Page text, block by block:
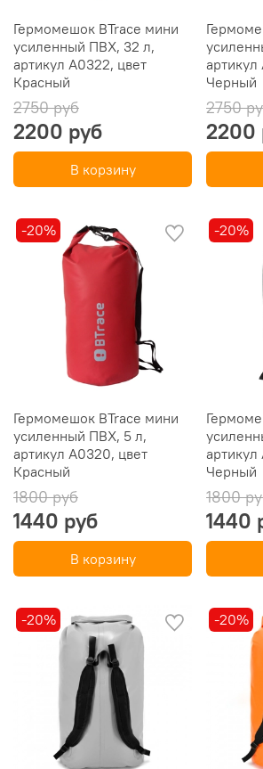
Гермомешок BTrace мини
усиленный ПВХ, 32 л,
артикул А0322, цвет
Красный
2750 руб
2200 руб
В корзину
Черный
2750
2200
-20%
Гермомешок BTrace мини
усиленный ПВХ, 5 л,
артикул А0320, цвет
Красный
1800 руб
1440 руб
В корзину
-20%
Черный
1800
1440
-20% -20%